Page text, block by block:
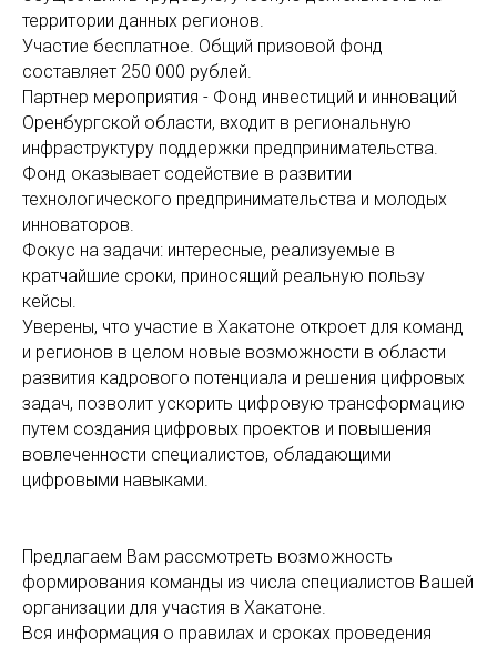
территории данных регионов.
Участие бесплатное. Общий призовой фонд
составляет 250 000 рублей.
Партнер мероприятия - Фонд инвестиций и инноваций
Оренбургской области, входит в региональную
инфраструктуру поддержки предпринимательства.
Фонд оказывает содействие в развитии
технологического предпринимательства и молодых
инноваторов.
Фокус на задачи: интересные, реализуемые в
кратчайшие сроки, приносящий реальную пользу
кейсы.
Уверены, что участие в Хакатоне откроет для команд
и регионов в целом новые возможности в области
развития кадрового потенциала и решения цифровых
задач, позволит ускорить цифровую трансформацию
путем создания цифровых проектов и повышения
вовлеченности специалистов, обладающими
цифровыми навыками.
Предлагаем Вам рассмотреть возможность
формирования команды из числа специалистов Вашей
организации для участия в Хакатоне.
Вся информация о правилах и сроках проведения